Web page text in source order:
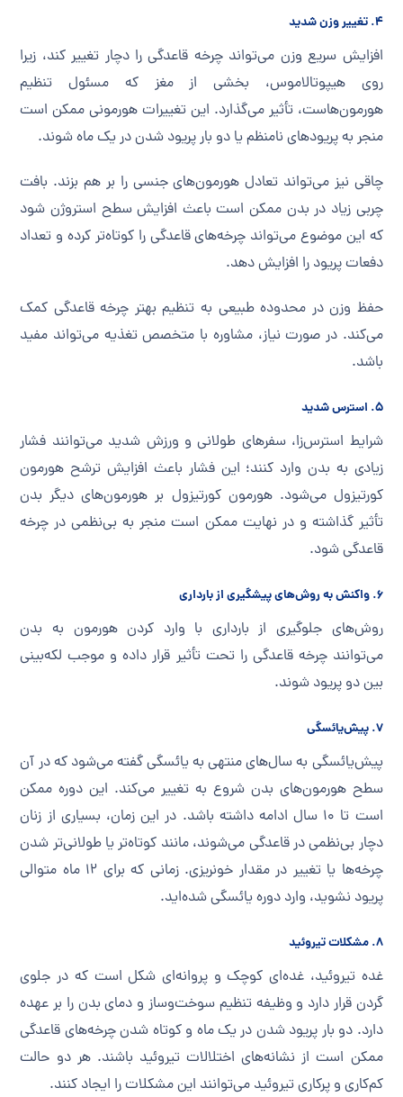
۴. تغییر وزن شدید
افزایش سریع وزن می‌تواند چرخه قاعدگی را دچار تغییر کند، زیرا
روی هیپوتالاموس، بخشی از مغز که مسئول تنظیم
هورمون‌هاست، تأثیر می‌گذارد. این تغییرات هورمونی ممکن است
منجر به پریودهای نامنظم یا دو بار پریود شدن در یک ماه شوند.
چاقی نیز می‌تواند تعادل هورمون‌های جنسی را بر هم بزند. بافت
چربی زیاد در بدن ممکن است باعث افزایش سطح استروژن شود
که این موضوع می‌تواند چرخه‌های قاعدگی را کوتاه‌تر کرده و تعداد
دفعات پریود را افزایش دهد.
حفظ وزن در محدوده طبیعی به تنظیم بهتر چرخه قاعدگی کمک
می‌کند. در صورت نیاز، مشاوره با متخصص تغذیه می‌تواند مفید
باشد.
۵. استرس شدید
شرایط استرس‌زا، سفرهای طولانی و ورزش شدید می‌توانند فشار
زیادی به بدن وارد کنند؛ این فشار باعث افزایش ترشح هورمون
کورتیزول می‌شود. هورمون کورتیزول بر هورمون‌های دیگر بدن
تأثیر گذاشته و در نهایت ممکن است منجر به بی‌نظمی در چرخه
قاعدگی شود.
۶. واکنش به روش‌های پیشگیری از بارداری
روش‌های جلوگیری از بارداری با وارد کردن هورمون به بدن
می‌توانند چرخه قاعدگی را تحت تأثیر قرار داده و موجب لکه‌بینی
بین دو پریود شوند.
۷. پیش‌­یائسگی
پیش‌یائسگی به سال‌های منتهی به یائسگی گفته می‌شود که در آن
سطح هورمون‌های بدن شروع به تغییر می‌کند. این دوره ممکن
است تا ۱۰ سال ادامه داشته باشد. در این زمان، بسیاری از زنان
دچار بی‌نظمی در قاعدگی می‌شوند، مانند کوتاه‌تر یا طولانی‌تر شدن
چرخه‌ها یا تغییر در مقدار خونریزی. زمانی که برای ۱۲ ماه متوالی
پریود نشوید، وارد دوره یائسگی شده‌اید.
۸. مشکلات تیروئید
غده تیروئید، غده‌ای کوچک و پروانه‌ای شکل است که در جلوی
گردن قرار دارد و وظیفه تنظیم سوخت‌وساز و دمای بدن را بر عهده
دارد. دو بار پریود شدن در یک ماه و کوتاه شدن چرخه‌های قاعدگی
ممکن است از نشانه‌های اختلالات تیروئید باشند. هر دو حالت
کم‌کاری و پرکاری تیروئید می‌توانند این مشکلات را ایجاد کنند.